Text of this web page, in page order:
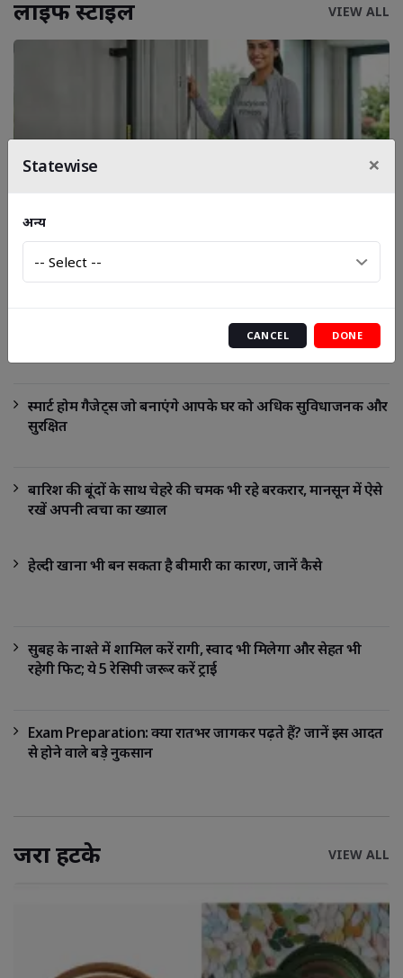
लाइफ स्‍टाइल VIEW ALL
घर पर वॉकिंग और फिटनेस का बढ़ता ट्रेंड: बिना जिम
जाए खुद को फिट रखने का आसान तरीका
अगर कर रहे हैं बारिश में रोड ट्रिप प्लान, तो पहले जान लें ये बातें
स्मार्ट होम गैजेट्स जो बनाएंगे आपके घर को अधिक सुविधाजनक और
सुरक्षित
बारिश की बूंदों के साथ चेहरे की चमक भी रहे बरकरार, मानसून में ऐसे
रखें अपनी त्वचा का ख्याल
हेल्दी खाना भी बन सकता है बीमारी का कारण, जानें कैसे
सुबह के नाश्ते में शामिल करें रागी, स्वाद भी मिलेगा और सेहत भी
रहेगी फिट; ये 5 रेसिपी जरूर करें ट्राई
Exam Preparation: क्या रातभर जागकर पढ़ते हैं? जानें इस आदत
से होने वाले बड़े नुकसान
जरा हटके VIEW ALL
Statewise ×
अन्य
CANCEL DONE